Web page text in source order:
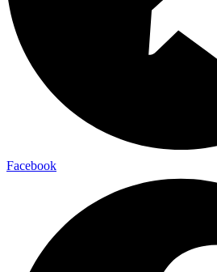
Facebook